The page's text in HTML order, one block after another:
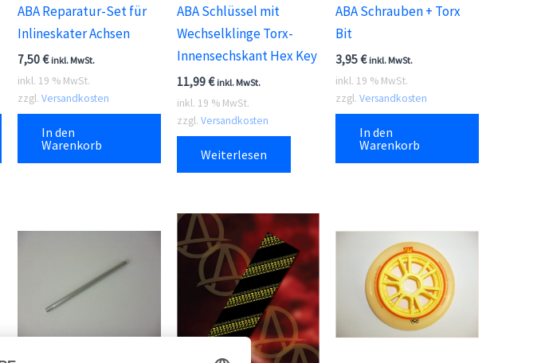
ABA Reparatur-Set für
Inlineskater Achsen
7,50€ inkl. MwSt.
inkl. 19 % MwSt.
zzgl. Versandkosten
In den
Warenkorb
ABA Schlüssel mit
Wechselklinge Torx-
Innensechskant Hex Key
11,99€ inkl. MwSt.
inkl. 19 % MwSt.
zzgl. Versandkosten
Weiterlesen
ABA Schrauben + Torx
Bit
3,95€ inkl. MwSt.
inkl. 19 % MwSt.
zzgl.Versandkosten
In den
Warenkorb